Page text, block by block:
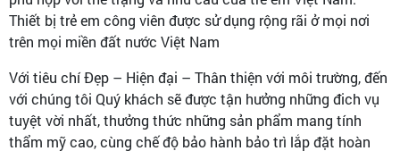
Thiết bị trẻ em công viên được sử dụng rộng rãi ở mọi nơi
trên mọi miền đất nước Việt Nam
Với tiêu chí Đẹp – Hiện đại – Thân thiện với môi trường, đến
với chúng tôi Quý khách sẽ được tận hưởng những đich vụ
tuyệt vời nhất, thưởng thức những sản phẩm mang tính
thẩm mỹ cao, cùng chế độ bảo hành bảo trì lắp đặt hoàn